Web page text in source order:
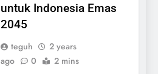
untuk Indonesia Emas
2045
teguh
2 years
ago
0 2 mins